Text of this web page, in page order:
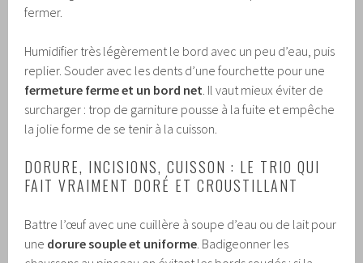
fermer.
Humidifier très légèrement le bord avec un peu d’eau, puis
replier. Souder avec les dents d’une fourchette pour une
fermeture ferme et un bord net. Il vaut mieux éviter de
surcharger : trop de garniture pousse à la fuite et empêche
la jolie forme de se tenir à la cuisson.
DORURE, INCISIONS, CUISSON : LE TRIO QUI
FAIT VRAIMENT DORÉ ET CROUSTILLANT
Battre l’œuf avec une cuillère à soupe d’eau ou de lait pour
une dorure souple et uniforme. Badigeonner les